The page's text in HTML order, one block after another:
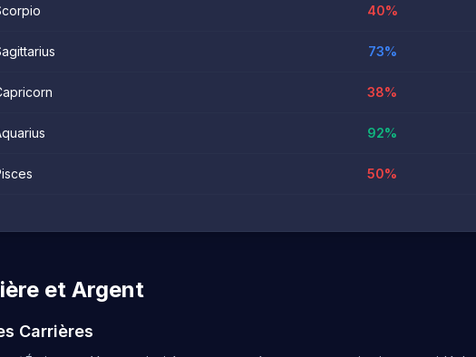
40%
73%
38%
92%
50%
et Argent
Carrières